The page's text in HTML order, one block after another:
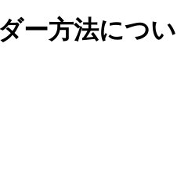
ー方法につい